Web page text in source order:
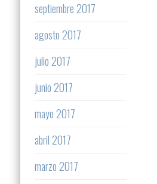
septiembre 2017
agosto 2017
julio 2017
junio 2017
mayo 2017
abril 2017
marzo 2017